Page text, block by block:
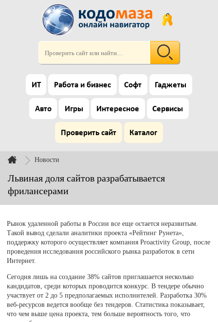
ИТ Работа и бизнес Софт Гаджеты
Авто Игры Интересное Сервисы
Проверить сайт Каталог
Новости
Львиная доля сайтов разрабатывается
фрилансерами
Рынок удаленной работы в России все еще остается неразвитым.
Такой вывод сделали аналитики проекта «Рейтинг Рунета»,
поддержку которого осуществляет компания Proactivity Group, после
проведения исследования российского рынка разработок в сети
Интернет.
Сегодня лишь на создание 38% сайтов приглашается несколько
кандидатов, среди которых проводится конкурс. В тендере обычно
участвует от 2 до 5 предполагаемых исполнителей. Разработка 30%
веб-ресурсов ведется вообще без тендеров. Статистика показывает,
что чем выше цена проекта, тем больше вероятность того, что